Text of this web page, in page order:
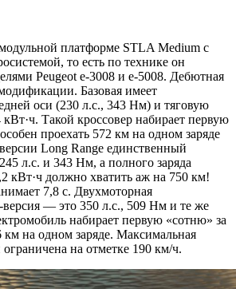
платформе STLA Medium c
то есть по технике он
Peugeot e-3008 и e-5008. Дебютная
Базовая имеет
оси (230 л.с., 343 Нм) и тяговую
Такой кроссовер набирает первую
проехать 572 км на одном заряде
Long Range единственный
л.с. и 343 Нм, а полного заряда
кВт·ч должно хватить аж на 750 км!
7,8 с. Двухмоторная
— это 350 л.с., 509 Нм и те же
набирает первую «сотню» за
км на одном заряде. Максимальная
ограничена на отметке 190 км/ч.